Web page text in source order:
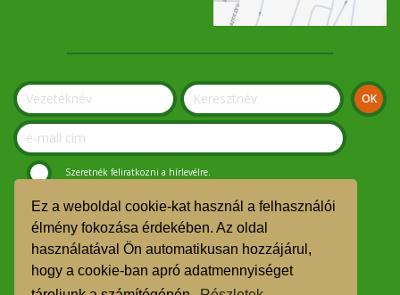
Ez a weboldal cookie-kat használ a felhasználói
élmény fokozása érdekében. Az oldal
használatával Ön automatikusan hozzájárul,
hogy a cookie-ban apró adatmennyiséget
Szeretnék feliratkozni a hírlevélre.
© Szolnoki Kosár Közösség 2019.
GDPR
TMR